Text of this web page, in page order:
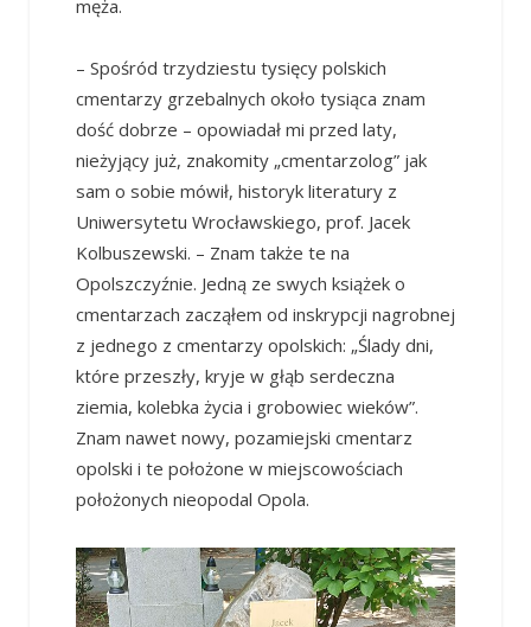
męża.
– Spośród trzydziestu tysięcy polskich
cmentarzy grzebalnych około tysiąca znam
dość dobrze – opowiadał mi przed laty,
nieżyjący już, znakomity „cmentarzolog” jak
sam o sobie mówił, historyk literatury z
Uniwersytetu Wrocławskiego, prof. Jacek
Kolbuszewski. – Znam także te na
Opolszczyźnie. Jedną ze swych książek o
cmentarzach zacząłem od inskrypcji nagrobnej
z jednego z cmentarzy opolskich: „Ślady dni,
które przeszły, kryje w głąb serdeczna
ziemia, kolebka życia i grobowiec wieków”.
Znam nawet nowy, pozamiejski cmentarz
opolski i te położone w miejscowościach
położonych nieopodal Opola.